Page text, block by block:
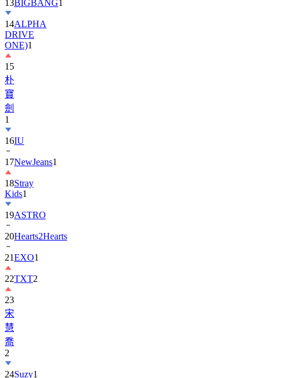
14ALPHA
DRIVE
ONE)1
15
朴
寶
劍
1
16
17NewJeans
18Stray
Kids
19ASTRO
20Hearts2Hearts
21EXO1
22TXT2
23
宋
慧
喬
2
24
25